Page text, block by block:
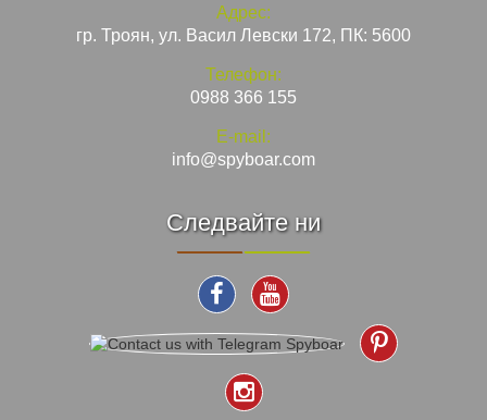
Адрес:
гр. Троян, ул. Васил Левски 172, ПК: 5600
Телефон:
0988 366 155
E-mail:
info@spyboar.com
Следвайте ни